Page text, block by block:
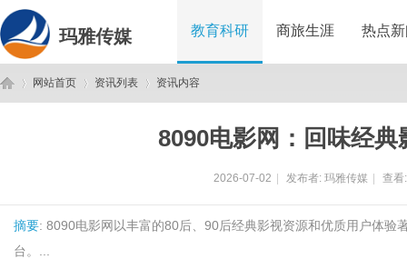
玛雅传媒 教育科研 商旅生涯 热点
网站首页 资讯列表 资讯内容
8090电影网：回味经
2026-07-02 发布者: 玛雅传媒 查
摘要: 8090电影网以丰富的80后、90后经典影视资源和优质用户体
台。...